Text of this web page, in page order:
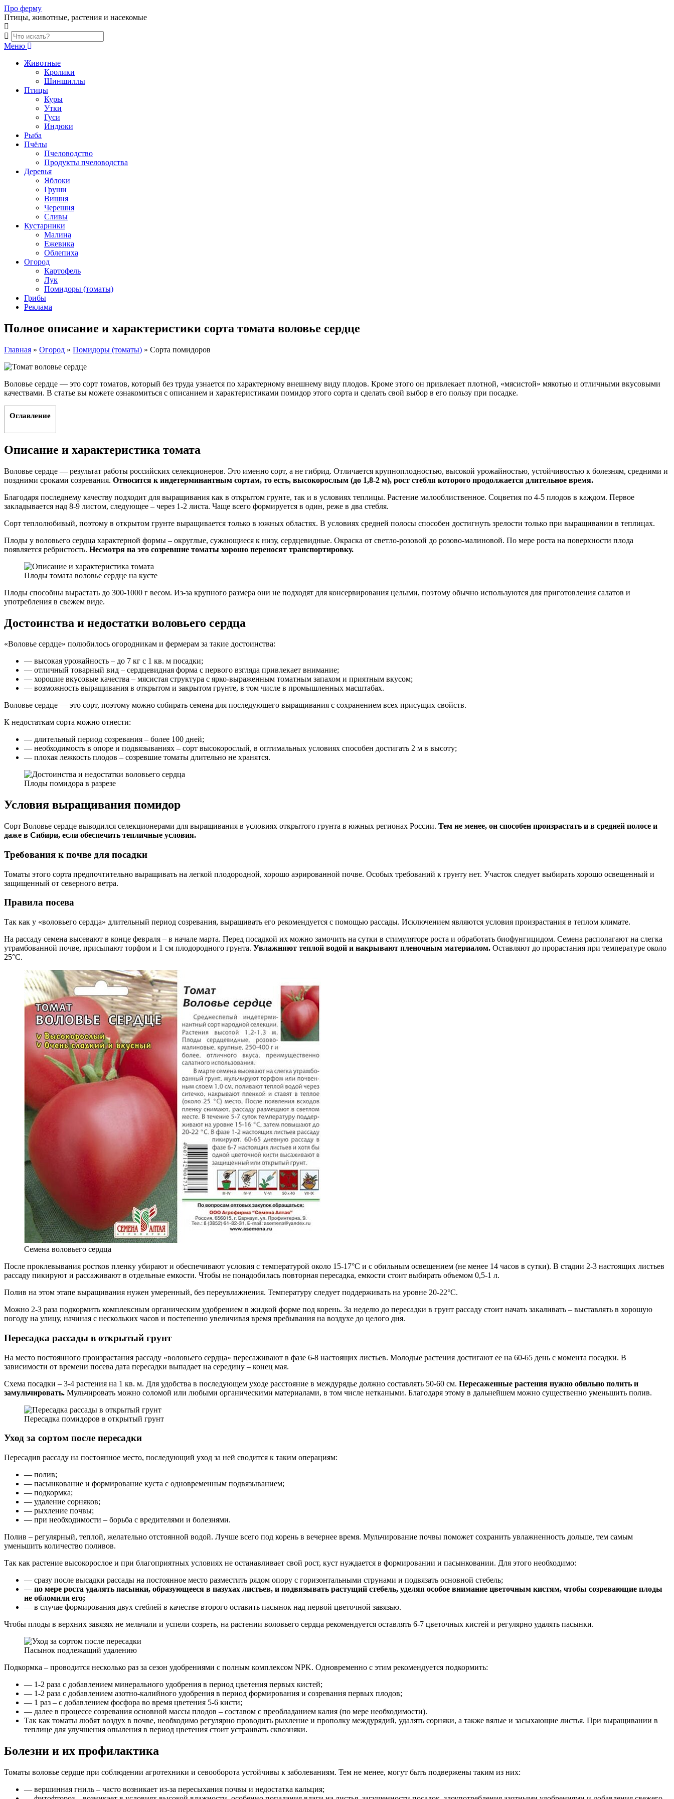
Skip
to
content
Про ферму
Птицы, животные, растения и насекомые
Меню
Животные
Кролики
Шиншиллы
Птицы
Куры
Утки
Гуси
Индюки
Рыба
Пчёлы
Пчеловодство
Продукты пчеловодства
Деревья
Яблоки
Груши
Вишня
Черешня
Сливы
Кустарники
Малина
Ежевика
Облепиха
Огород
Картофель
Лук
Помидоры (томаты)
Грибы
Реклама
Полное описание и характеристики сорта томата воловье сердце
Главная » Огород » Помидоры (томаты) » Сорта помидоров
Воловье сердце — это сорт томатов, который без труда узнается по характерному внешнему виду плодов. Кроме этого он привлекает плотной, «мясистой» мякотью и отличными вкусовыми
качествами. В статье вы можете ознакомиться с описанием и характеристиками помидор этого сорта и сделать свой выбор в его пользу при посадке.
Оглавление
Описание и характеристика томата
Воловье сердце — результат работы российских селекционеров. Это именно сорт, а не гибрид. Отличается крупноплодностью, высокой урожайностью, устойчивостью к болезням, средними и
поздними сроками созревания. Относится к индетерминантным сортам, то есть, высокорослым (до 1,8-2 м), рост стебля которого продолжается длительное время.
Благодаря последнему качеству подходит для выращивания как в открытом грунте, так и в условиях теплицы. Растение малооблиственное. Соцветия по 4-5 плодов в каждом. Первое
закладывается над 8-9 листом, следующее – через 1-2 листа. Чаще всего формируется в один, реже в два стебля.
Сорт теплолюбивый, поэтому в открытом грунте выращивается только в южных областях. В условиях средней полосы способен достигнуть зрелости только при выращивании в теплицах.
Плоды у воловьего сердца характерной формы – округлые, сужающиеся к низу, сердцевидные. Окраска от светло-розовой до розово-малиновой. По мере роста на поверхности плода
появляется ребристость. Несмотря на это созревшие томаты хорошо переносят транспортировку.
Плоды томата воловье сердце на кусте
Плоды способны вырастать до 300-1000 г весом. Из-за крупного размера они не подходят для консервирования целыми, поэтому обычно используются для приготовления салатов и
употребления в свежем виде.
Достоинства и недостатки воловьего сердца
«Воловье сердце» полюбилось огородникам и фермерам за такие достоинства:
— высокая урожайность – до 7 кг с 1 кв. м посадки;
— отличный товарный вид – сердцевидная форма с первого взгляда привлекает внимание;
— хорошие вкусовые качества – мясистая структура с ярко-выраженным томатным запахом и приятным вкусом;
— возможность выращивания в открытом и закрытом грунте, в том числе в промышленных масштабах.
Воловье сердце — это сорт, поэтому можно собирать семена для последующего выращивания с сохранением всех присущих свойств.
К недостаткам сорта можно отнести:
— длительный период созревания – более 100 дней;
— необходимость в опоре и подвязываниях – сорт высокорослый, в оптимальных условиях способен достигать 2 м в высоту;
— плохая лежкость плодов – созревшие томаты длительно не хранятся.
Плоды помидора в разрезе
Условия выращивания помидор
Сорт Воловье сердце выводился селекционерами для выращивания в условиях открытого грунта в южных регионах России. Тем не менее, он способен произрастать и в средней полосе и
даже в Сибири, если обеспечить тепличные условия.
Требования к почве для посадки
Томаты этого сорта предпочтительно выращивать на легкой плодородной, хорошо аэрированной почве. Особых требований к грунту нет. Участок следует выбирать хорошо освещенный и
защищенный от северного ветра.
Правила посева
Так как у «воловьего сердца» длительный период созревания, выращивать его рекомендуется с помощью рассады. Исключением являются условия произрастания в теплом климате.
На рассаду семена высевают в конце февраля – в начале марта. Перед посадкой их можно замочить на сутки в стимуляторе роста и обработать биофунгицидом. Семена располагают на слегка
утрамбованной почве, присыпают торфом и 1 см плодородного грунта. Увлажняют теплой водой и накрывают пленочным материалом. Оставляют до прорастания при температуре около
25°С.
Семена воловьего сердца
После проклевывания ростков пленку убирают и обеспечивают условия с температурой около 15-17°С и с обильным освещением (не менее 14 часов в сутки). В стадии 2-3 настоящих листьев
рассаду пикируют и рассаживают в отдельные емкости. Чтобы не понадобилась повторная пересадка, емкости стоит выбирать объемом 0,5-1 л.
Полив на этом этапе выращивания нужен умеренный, без переувлажнения. Температуру следует поддерживать на уровне 20-22°С.
Можно 2-3 раза подкормить комплексным органическим удобрением в жидкой форме под корень. За неделю до пересадки в грунт рассаду стоит начать закаливать – выставлять в хорошую
погоду на улицу, начиная с нескольких часов и постепенно увеличивая время пребывания на воздухе до целого дня.
Пересадка рассады в открытый грунт
На место постоянного произрастания рассаду «воловьего сердца» пересаживают в фазе 6-8 настоящих листьев. Молодые растения достигают ее на 60-65 день с момента посадки. В
зависимости от времени посева дата пересадки выпадает на середину – конец мая.
Схема посадки – 3-4 растения на 1 кв. м. Для удобства в последующем уходе расстояние в междурядье должно составлять 50-60 см. Пересаженные растения нужно обильно полить и
замульчировать. Мульчировать можно соломой или любыми органическими материалами, в том числе неткаными. Благодаря этому в дальнейшем можно существенно уменьшить полив.
Пересадка помидоров в открытый грунт
Уход за сортом после пересадки
Пересадив рассаду на постоянное место, последующий уход за ней сводится к таким операциям:
— полив;
— пасынкование и формирование куста с одновременным подвязыванием;
— подкормка;
— удаление сорняков;
— рыхление почвы;
— при необходимости – борьба с вредителями и болезнями.
Полив – регулярный, теплой, желательно отстоянной водой. Лучше всего под корень в вечернее время. Мульчирование почвы поможет сохранить увлажненность дольше, тем самым
уменьшить количество поливов.
Так как растение высокорослое и при благоприятных условиях не останавливает свой рост, куст нуждается в формировании и пасынковании. Для этого необходимо:
— сразу после высадки рассады на постоянное место разместить рядом опору с горизонтальными струнами и подвязать основной стебель;
— по мере роста удалять пасынки, образующееся в пазухах листьев, и подвязывать растущий стебель, уделяя особое внимание цветочным кистям, чтобы созревающие плоды
не обломили его;
— в случае формирования двух стеблей в качестве второго оставить пасынок над первой цветочной завязью.
Чтобы плоды в верхних завязях не мельчали и успели созреть, на растении воловьего сердца рекомендуется оставлять 6-7 цветочных кистей и регулярно удалять пасынки.
Пасынок подлежащий удалению
Подкормка – проводится несколько раз за сезон удобрениями с полным комплексом NPK. Одновременно с этим рекомендуется подкормить:
— 1-2 раза с добавлением минерального удобрения в период цветения первых кистей;
— 1-2 раза с добавлением азотно-калийного удобрения в период формирования и созревания первых плодов;
— 1 раз – с добавлением фосфора во время цветения 5-6 кисти;
— далее в процессе созревания основной массы плодов – составом с преобладанием калия (по мере необходимости).
Так как томаты любят воздух в почве, необходимо регулярно проводить рыхление и прополку междурядий, удалять сорняки, а также вялые и засыхающие листья. При выращивании в
теплице для улучшения опыления в период цветения стоит устраивать сквозняки.
Болезни и их профилактика
Томаты воловье сердце при соблюдении агротехники и севооборота устойчивы к заболеваниям. Тем не менее, могут быть подвержены таким из них:
— вершинная гниль – часто возникает из-за пересыхания почвы и недостатка кальция;